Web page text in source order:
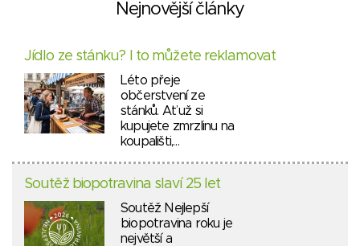
Nejnovější články
Jídlo ze stánku? I to můžete reklamovat
Léto přeje
občerstvení ze
stánků. Ať už si
kupujete zmrzlinu na
koupališti,…
Soutěž biopotravina slaví 25 let
Soutěž Nejlepší
biopotravina roku je
největší a